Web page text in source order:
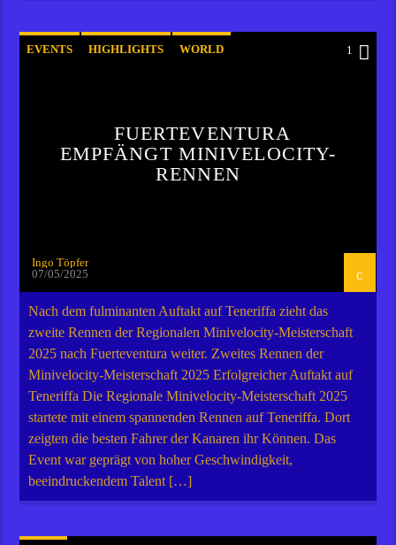
EVENTS HIGHLIGHTS WORLD 1
FUERTEVENTURA
EMPFÄNGT MINIVELOCITY-
RENNEN
Ingo Töpfer
07/05/2025
Nach dem fulminanten Auftakt auf Teneriffa zieht das
zweite Rennen der Regionalen Minivelocity-Meisterschaft
2025 nach Fuerteventura weiter. Zweites Rennen der
Minivelocity-Meisterschaft 2025 Erfolgreicher Auftakt auf
Teneriffa Die Regionale Minivelocity-Meisterschaft 2025
startete mit einem spannenden Rennen auf Teneriffa. Dort
zeigten die besten Fahrer der Kanaren ihr Können. Das
Event war geprägt von hoher Geschwindigkeit,
beeindruckendem Talent […]